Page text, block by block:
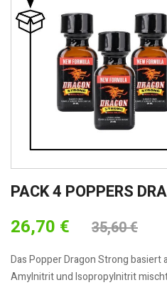
PACK 4 POPPERS
26,70 € 35,60 €
Das Popper Dragon Strong basiert
Amylnitrit und Isopropylnitrit